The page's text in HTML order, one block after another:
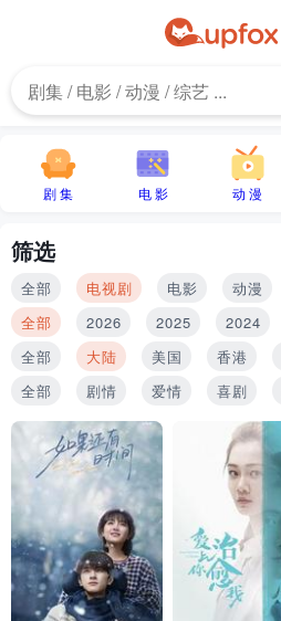
剧 集 电 影 动 漫
筛选
全部 电视剧 电影 动漫
全部
2026 2025 2024
全部
大陆 美国 香港
全部
剧情 爱情 喜剧